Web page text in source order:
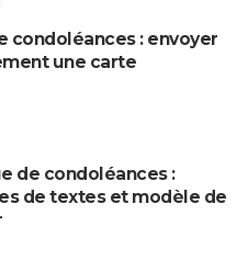
condoléances : envoyer
une carte
de condoléances :
de textes et modèle de